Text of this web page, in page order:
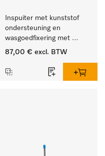
Inspuiter met kunststof
ondersteuning en
wasgoedfixering met
vergr., Ø 6, lengte
87,00 € excl. BTW